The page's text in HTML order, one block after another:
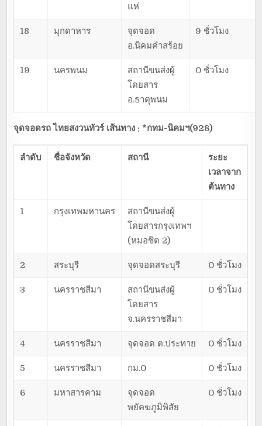
แห่
18 มุกดาหาร
จุดจอด
อ.นิคมคำสร้อย
9 ชั่วโมง
19 นครพนม
สถานีขนส่งผู้
โดยสาร
อ.ธาตุพนม
0 ชั่วโมง
จุดจอดรถ ไทยสงวนทัวร์ เส้นทาง : *กทม-นิคมฯ(928)
ลำดับ ชื่อจังหวัด สถานี
ระยะ
เวลาจาก
ต้นทาง
1 กรุงเทพมหานคร
สถานีขนส่งผู้
โดยสารกรุงเทพฯ
(หมอชิต 2)
2 สระบุรี จุดจอดสระบุรี 0 ชั่วโมง
3 นครราชสีมา
สถานีขนส่งผู้
โดยสาร
จ.นครราชสีมา
0 ชั่วโมง
4 นครราชสีมา จุดจอด ต.ประทาย 0 ชั่วโมง
5 นครราชสีมา กม.0 0 ชั่วโมง
6 มหาสารคาม
จุดจอด
พยัคฆภูมิพิสัย
0 ชั่วโมง